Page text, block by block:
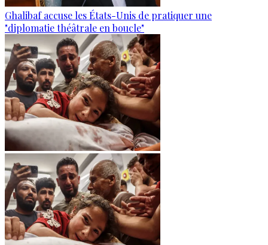
Ghalibaf accuse les États-Unis de pratiquer une
"diplomatie théâtrale en boucle"